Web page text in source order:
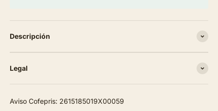
Descripción
Legal
Aviso Cofepris: 2615185019X00059